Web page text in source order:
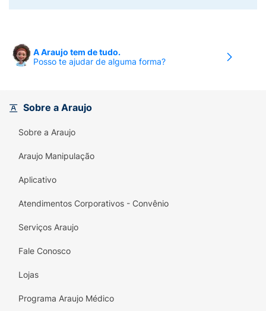
A Araujo tem de tudo.
Posso te ajudar de alguma forma?
Sobre a Araujo
Sobre a Araujo
Araujo Manipulação
Aplicativo
Atendimentos Corporativos - Convênio
Serviços Araujo
Fale Conosco
Lojas
Programa Araujo Médico